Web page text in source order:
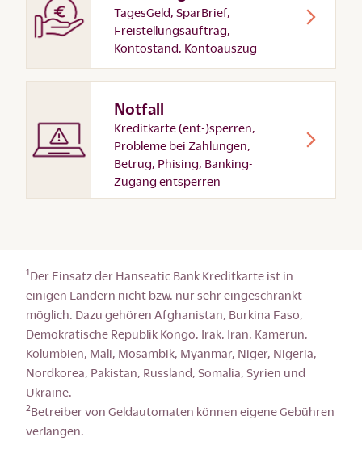
TagesGeld, SparBrief,
Freistellungsauftrag,
Kontostand, Kontoauszug
Notfall
Kreditkarte (ent-)sperren,
Probleme bei Zahlungen,
Betrug, Phising, Banking-
Zugang entsperren
1Der Einsatz der Hanseatic Bank Kreditkarte ist in
einigen Ländern nicht bzw. nur sehr eingeschränkt
möglich. Dazu gehören Afghanistan, Burkina Faso,
Demokratische Republik Kongo, Irak, Iran, Kamerun,
Kolumbien, Mali, Mosambik, Myanmar, Niger, Nigeria,
Nordkorea, Pakistan, Russland, Somalia, Syrien und
Ukraine.
2Betreiber von Geldautomaten können eigene Gebühren
verlangen.